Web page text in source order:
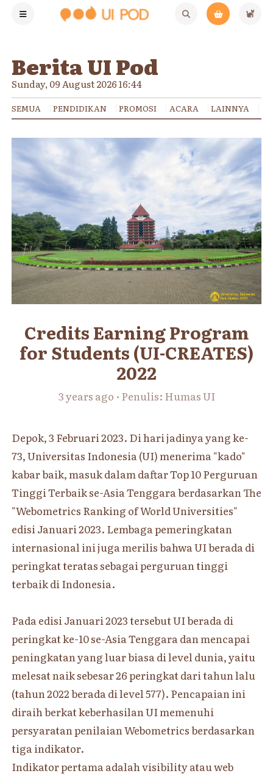
Berita UI Pod
Sunday, 09 August 2026 16:44
SEMUA PENDIDIKAN PROMOSI ACARA LAINNYA
Credits Earning Program
for Students (UI-CREATES)
2022
3 years ago · Penulis: Humas UI
Depok, 3 Februari 2023. Di hari jadinya yang ke-
73, Universitas Indonesia (UI) menerima "kado"
kabar baik, masuk dalam daftar Top 10 Perguruan
Tinggi Terbaik se-Asia Tenggara berdasarkan The
"Webometrics Ranking of World Universities"
edisi Januari 2023. Lembaga pemeringkatan
internasional ini juga merilis bahwa UI berada di
peringkat teratas sebagai perguruan tinggi
terbaik di Indonesia.
Pada edisi Januari 2023 tersebut UI berada di
peringkat ke-10 se-Asia Tenggara dan mencapai
peningkatan yang luar biasa di level dunia, yaitu
melesat naik sebesar 26 peringkat dari tahun lalu
(tahun 2022 berada di level 577). Pencapaian ini
diraih berkat keberhasilan UI memenuhi
persyaratan penilaian Webometrics berdasarkan
tiga indikator.
Indikator pertama adalah visibility atau web